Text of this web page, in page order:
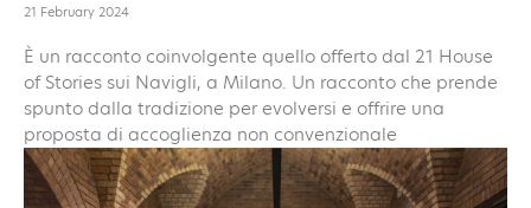
21 February 2024
È un racconto coinvolgente quello offerto dal 21 House
of Stories sui Navigli, a Milano. Un racconto che prende
spunto dalla tradizione per evolversi e offrire una
proposta di accoglienza non convenzionale